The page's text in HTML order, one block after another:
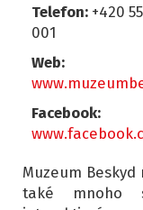
Telefon: +420
001
Web:
Facebook:
Muzeum
také mnoho